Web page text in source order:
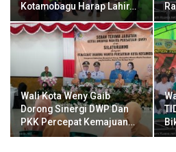
Kotamobagu Harap Lahir…
Wali Kota Weny Gaib
Dorong Sinergi DWP Dan
PKK Percepat Kemajuan…